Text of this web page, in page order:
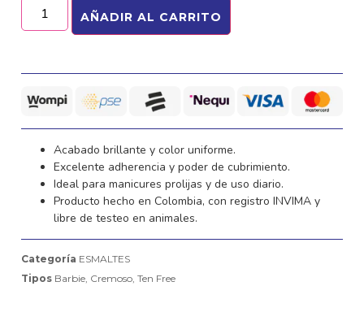
AÑADIR AL CARRITO
Acabado brillante y color uniforme.
Excelente adherencia y poder de cubrimiento.
Ideal para manicures prolijas y de uso diario.
Producto hecho en Colombia, con registro INVIMA y
libre de testeo en animales.
Categoría ESMALTES
Tipos Barbie Cremoso Ten Free